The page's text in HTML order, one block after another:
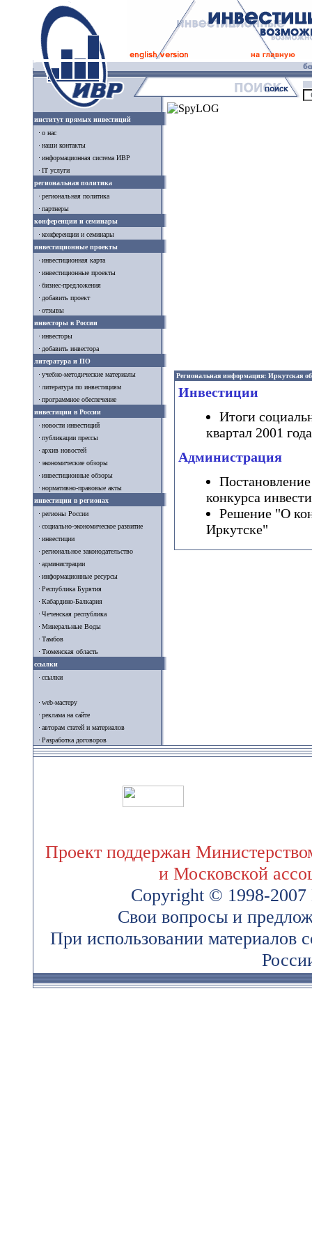
институт прямых инвестиций
о нас
наши контакты
информационная система ИВР
IT услуги
региональная политика
региональная политика
партнеры
конференции и семинары
конференции и семинары
инвестиционные проекты
инвестиционная карта
инвестиционные проекты
бизнес-предложения
добавить проект
отзывы
инвесторы в России
инвесторы
добавить инвестора
литература и ПО
учебно-методические материалы
литература по инвестициям
программное обеспечение
инвестиции в России
новости инвестиций
публикации прессы
архив новостей
экономические обзоры
инвестиционные обзоры
нормативно-правовые акты
инвестиции в регионах
регионы России
социально-экономическое развитие
инвестиции
региональное законодательство
администрации
информационные ресурсы
Республика Бурятия
Кабардино-Балкария
Чеченская республика
Минеральные Воды
Тамбов
Тюменская область
ссылки
ссылки
web-мастеру
реклама на сайте
авторам статей и материалов
Разработка договоров
Региональная информация: Иркутская
Инвестиции
Итоги
квартал 2001
Администрация
конкурса
Решение "О
Иркутске"
Проект поддержан
и Московской
Copyright © 1998-
Свои вопросы и
При использовании материалов